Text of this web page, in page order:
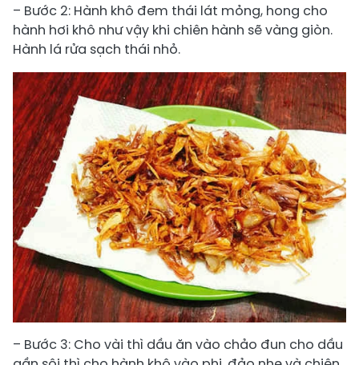
– Bước 2: Hành khô đem thái lát mỏng, hong cho
hành hơi khô như vậy khi chiên hành sẽ vàng giòn.
Hành lá rửa sạch thái nhỏ.
– Bước 3: Cho vài thì dầu ăn vào chảo đun cho dầu